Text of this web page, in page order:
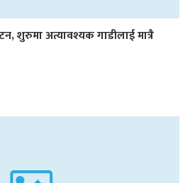
शुरुमा अत्यावश्यक गाडीलाई मात्रै